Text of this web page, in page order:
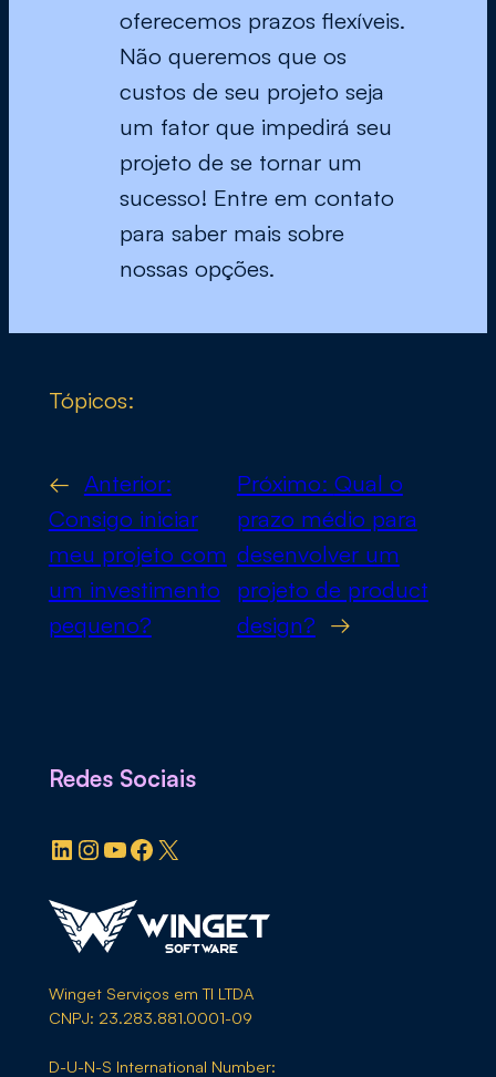
oferecemos prazos flexíveis.
Não queremos que os
custos de seu projeto seja
um fator que impedirá seu
projeto de se tornar um
sucesso! Entre em contato
para saber mais sobre
nossas opções.
Tópicos:
← Anterior:
Consigo iniciar
meu projeto com
um investimento
pequeno?
Próximo: Qual o
prazo médio para
desenvolver um
projeto de product
design? →
Redes Sociais
LinkedIn Instagram YouTube Facebook X
Winget Serviços em TI LTDA
CNPJ: 23.283.881.0001-09
D-U-N-S International Number: